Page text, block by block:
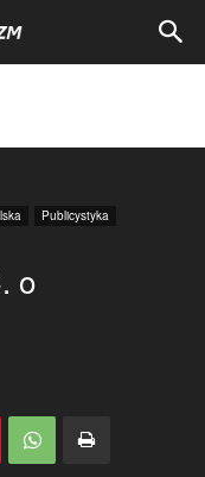
Publicystyka
o